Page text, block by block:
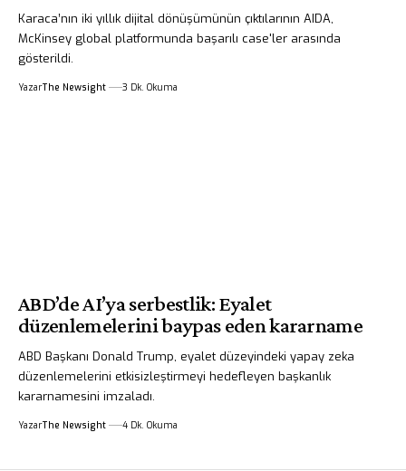
Karaca’nın iki yıllık dijital dönüşümünün çıktılarının AIDA,
McKinsey global platformunda başarılı case'ler arasında
gösterildi.
YazarThe Newsight 3 Dk. Okuma
ABD’de AI’ya serbestlik: Eyalet
düzenlemelerini baypas eden kararname
ABD Başkanı Donald Trump, eyalet düzeyindeki yapay zeka
düzenlemelerini etkisizleştirmeyi hedefleyen başkanlık
kararnamesini imzaladı.
YazarThe Newsight 4 Dk. Okuma